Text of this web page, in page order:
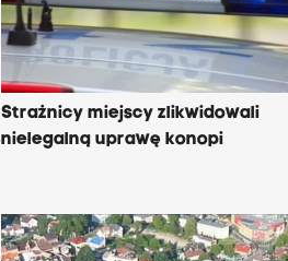
Strażnicy miejscy zlikwidowali
nielegalną uprawę konopi